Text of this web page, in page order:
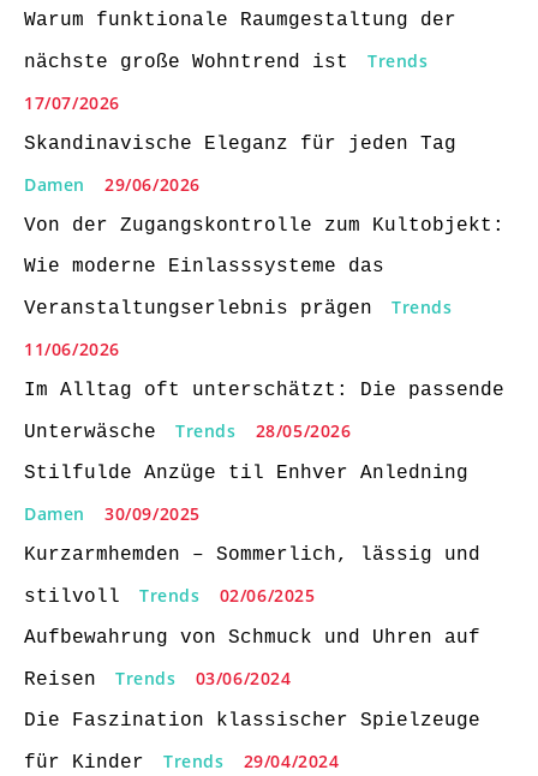
Warum funktionale Raumgestaltung der
nächste große Wohntrend ist
Trends
17/07/2026
Skandinavische Eleganz für jeden Tag
Damen 29/06/2026
Von der Zugangskontrolle zum Kultobjekt:
Wie moderne Einlasssysteme das
Veranstaltungserlebnis prägen
Trends
11/06/2026
Im Alltag oft unterschätzt: Die passende
Unterwäsche
Trends 28/05/2026
Stilfulde Anzüge til Enhver Anledning
Damen 30/09/2025
Kurzarmhemden – Sommerlich, lässig und
stilvoll
Trends 02/06/2025
Aufbewahrung von Schmuck und Uhren auf
Reisen
Trends 03/06/2024
Die Faszination klassischer Spielzeuge
für Kinder
Trends 29/04/2024